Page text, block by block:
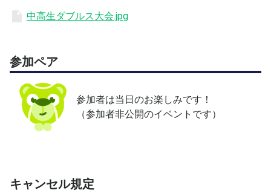
中高生ダブルス大会.jpg
参加ペア
参加者は当日のお楽しみです！
（参加者非公開のイベントです）
キャンセル規定